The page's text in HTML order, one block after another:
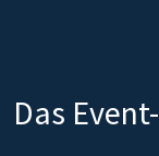
Das